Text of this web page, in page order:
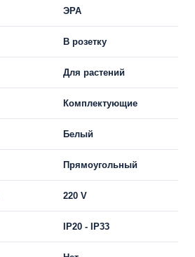
ЭРА
В розетку
Для растений
Комплектующие
Белый
Прямоугольный
220 V
IP20 - IP33